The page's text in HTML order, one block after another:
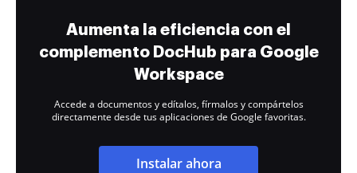
Aumenta la eficiencia con el
complemento DocHub para Google
Workspace
Accede a documentos y edítalos, fírmalos y compártelos
directamente desde tus aplicaciones de Google favoritas.
Instalar ahora